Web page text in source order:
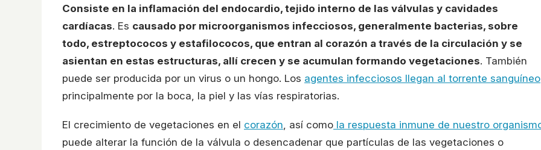
Consiste en la inflamación del endocardio, tejido interno de las válvulas y cavidades
cardíacas. Es causado por microorganismos infecciosos, generalmente bacterias, sobre
todo, estreptococos y estafilococos, que entran al corazón a través de la circulación y se
asientan en estas estructuras, allí crecen y se acumulan formando vegetaciones. También
puede ser producida por un virus o un hongo. Los agentes infecciosos llegan al torrente sanguíneo
principalmente por la boca, la piel y las vías respiratorias.
El crecimiento de vegetaciones en el corazón, así como la respuesta inmune de nuestro
puede alterar la función de la válvula o desencadenar que partículas de las vegetaciones o